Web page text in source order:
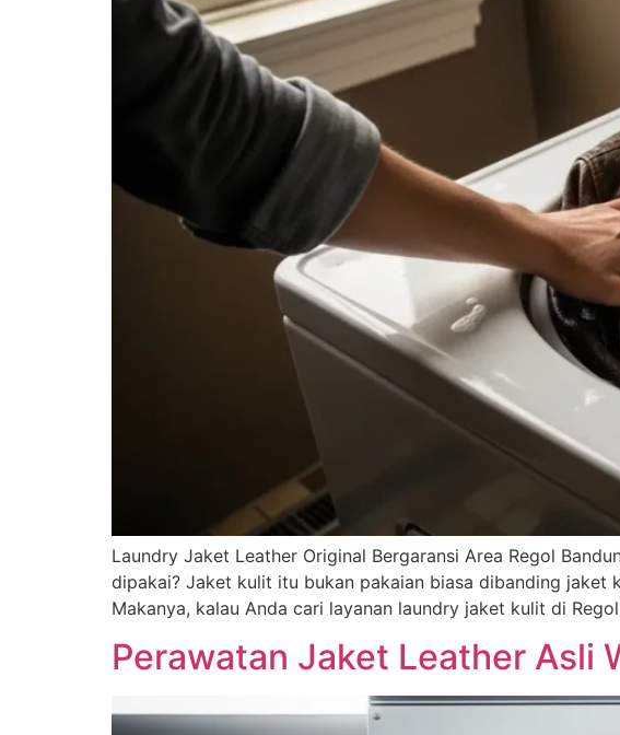
Laundry Jaket Leather Original Bergaransi Area Regol
dipakai? Jaket kulit itu bukan pakaian biasa dibanding jaket
Makanya, kalau Anda cari layanan laundry jaket kulit di
Perawatan Jaket Leather Asli